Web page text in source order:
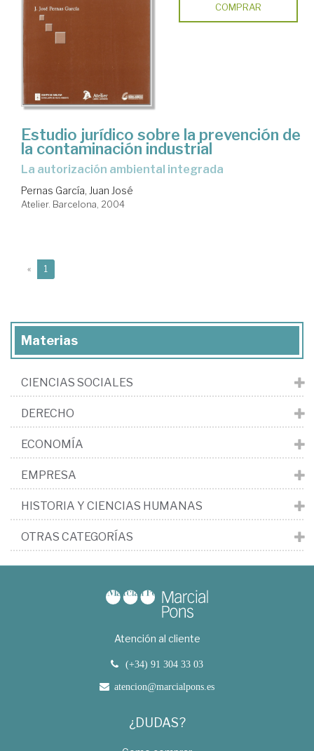
COMPRAR
Estudio jurídico sobre la prevención de
la contaminación industrial
la autorización ambiental integrada
Pernas García, Juan José
Atelier. Barcelona, 2004
« 1
Materias
CIENCIAS SOCIALES
DERECHO
ECONOMÍA
EMPRESA
HISTORIA Y CIENCIAS HUMANAS
OTRAS CATEGORÍAS
Atención al cliente
(+34) 91 304 33 03
atencion@marcialpons.es
¿DUDAS?